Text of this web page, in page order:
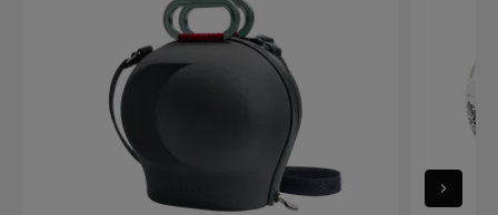
独自テクノロジー
ADH3®; HBI2®; SAM2®; ACE2; EVO®
Wi-Fi デュアルバンド（a/b/g/n/ac 2.4GHz & 5GHz）
イーサネット RJ-45 10/100/1000 Mbps (ギガビット)
Devialetアプリ（iOS、Android）
Phantom II 95 dB とPhantom II 98 dBの違いは何
Phantom II 95 dBとPhantom II 98 dBの主な違いはそ
のパワーです。Phantom II 98 dBは、Phantom II 95
dBの2倍の出力です。両方のモデル共に全く同様のサウ
ンド品質をお届けします。
Phantomの保証期間はどうなっていますか？